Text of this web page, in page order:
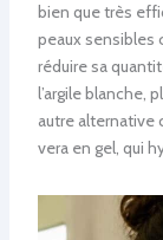
bien que très
peaux sensibles
réduire sa
l’argile blanche,
autre alternative
vera en gel, qui